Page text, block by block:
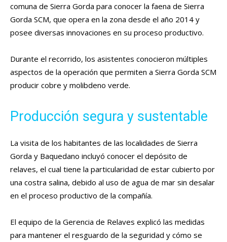
comuna de Sierra Gorda para conocer la faena de Sierra
Gorda SCM, que opera en la zona desde el año 2014 y
posee diversas innovaciones en su proceso productivo.
Durante el recorrido, los asistentes conocieron múltiples
aspectos de la operación que permiten a Sierra Gorda SCM
producir cobre y molibdeno verde.
Producción segura y sustentable
La visita de los habitantes de las localidades de Sierra
Gorda y Baquedano incluyó conocer el depósito de
relaves, el cual tiene la particularidad de estar cubierto por
una costra salina, debido al uso de agua de mar sin desalar
en el proceso productivo de la compañía.
El equipo de la Gerencia de Relaves explicó las medidas
para mantener el resguardo de la seguridad y cómo se